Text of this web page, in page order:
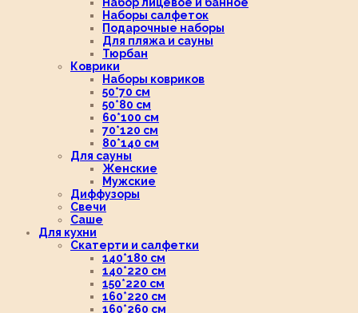
Наборы салфеток
Подарочные наборы
Для пляжа и сауны
Тюрбан
Коврики
Наборы ковриков
50*70 см
50*80 см
60*100 см
70*120 см
80*140 см
Для сауны
Женские
Мужские
Диффузоры
Свечи
Саше
Для кухни
Скатерти и салфетки
140*180 см
140*220 см
150*220 см
160*220 см
160*260 см